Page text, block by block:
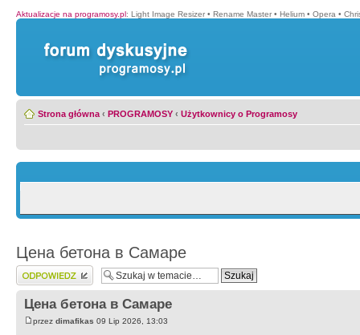
Aktualizacje na programosy.pl: Light Image Resizer • Rename Master • Helium • Opera •
Strona główna ‹ PROGRAMOSY ‹ Użytkownicy o Programosy
Цена бетона в Самаре
Wyślij odpowiedź
Цена бетона в Самаре
przez dimafikas 09 Lip 2026, 13:03